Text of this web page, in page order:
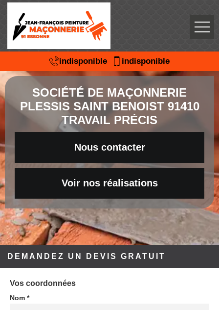
indisponible indisponible
SOCIÉTÉ DE MAÇONNERIE
PLESSIS SAINT BENOIST 91410
TRAVAIL PRÉCIS
Nous contacter
Voir nos réalisations
DEMANDEZ UN DEVIS GRATUIT
Vos coordonnées
Nom *